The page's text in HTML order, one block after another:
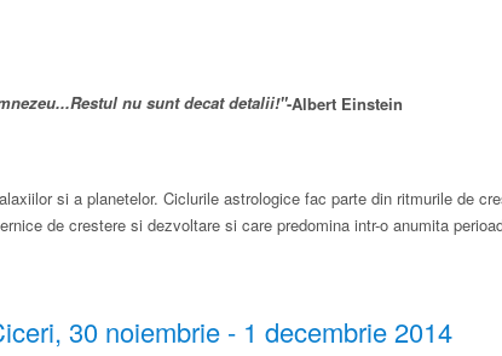
nu sunt decat detalii!"-Albert Einstein
si a planetelor. Ciclurile astrologice fac parte din ritmurile de
de crestere si dezvoltare si care predomina intr-o anumita
30 noiembrie - 1 decembrie 2014